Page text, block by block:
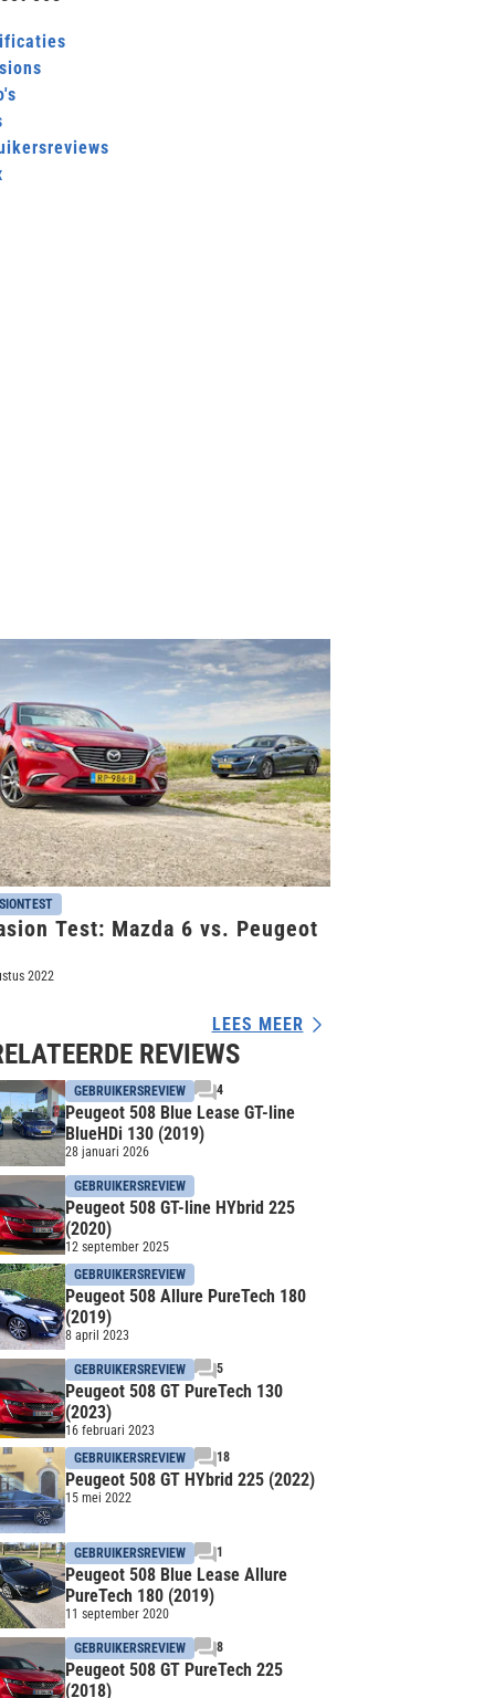
Test: Mazda 6 vs. Peugeot
2022
LEES MEER
REVIEWS
GEBRUIKERSREVIEW 4
Peugeot 508 Blue Lease GT-line
BlueHDi 130 (2019)
28 januari 2026
GEBRUIKERSREVIEW
Peugeot 508 GT-line HYbrid 225
(2020)
12 september 2025
GEBRUIKERSREVIEW
Peugeot 508 Allure PureTech 180
(2019)
8 april 2023
GEBRUIKERSREVIEW 5
Peugeot 508 GT PureTech 130
(2023)
16 februari 2023
GEBRUIKERSREVIEW
18
Peugeot 508 GT HYbrid 225 (2022)
15 mei 2022
GEBRUIKERSREVIEW 1
Peugeot 508 Blue Lease Allure
PureTech 180 (2019)
11 september 2020
GEBRUIKERSREVIEW 8
Peugeot 508 GT PureTech 225
(2018)